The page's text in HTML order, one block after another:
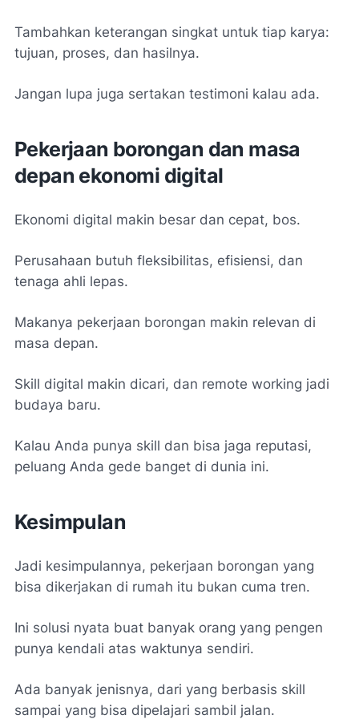
Tambahkan keterangan singkat untuk tiap karya:
tujuan, proses, dan hasilnya.
Jangan lupa juga sertakan testimoni kalau ada.
Pekerjaan borongan dan masa
depan ekonomi digital
Ekonomi digital makin besar dan cepat, bos.
Perusahaan butuh fleksibilitas, efisiensi, dan
tenaga ahli lepas.
Makanya pekerjaan borongan makin relevan di
masa depan.
Skill digital makin dicari, dan remote working jadi
budaya baru.
Kalau Anda punya skill dan bisa jaga reputasi,
peluang Anda gede banget di dunia ini.
Kesimpulan
Jadi kesimpulannya, pekerjaan borongan yang
bisa dikerjakan di rumah itu bukan cuma tren.
Ini solusi nyata buat banyak orang yang pengen
punya kendali atas waktunya sendiri.
Ada banyak jenisnya, dari yang berbasis skill
sampai yang bisa dipelajari sambil jalan.